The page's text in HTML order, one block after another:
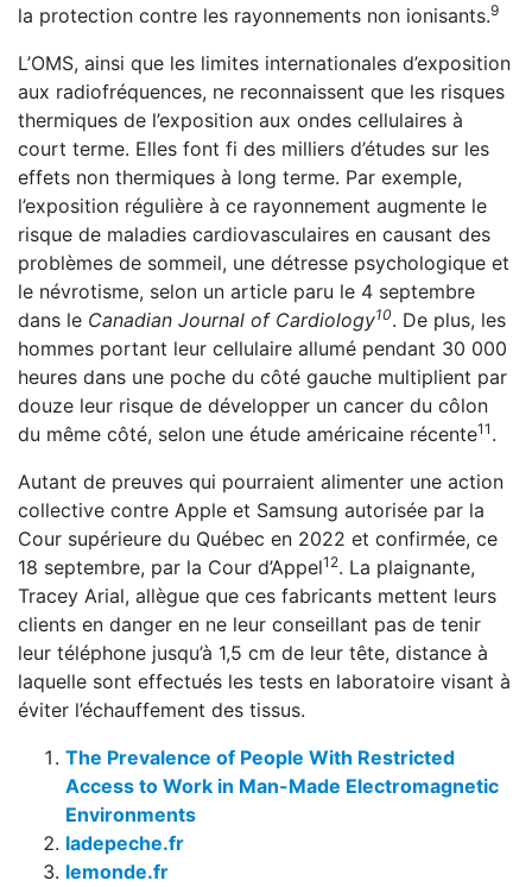
la protection contre les rayonnements non ionisants.9
L’OMS, ainsi que les limites internationales d’exposition
aux radiofréquences, ne reconnaissent que les risques
thermiques de l’exposition aux ondes cellulaires à
court terme. Elles font fi des milliers d’études sur les
effets non thermiques à long terme. Par exemple,
l’exposition régulière à ce rayonnement augmente le
risque de maladies cardiovasculaires en causant des
problèmes de sommeil, une détresse psychologique et
le névrotisme, selon un article paru le 4 septembre
dans le Canadian Journal of Cardiology10. De plus, les
hommes portant leur cellulaire allumé pendant 30 000
heures dans une poche du côté gauche multiplient par
douze leur risque de développer un cancer du côlon
du même côté, selon une étude américaine récente11 .
Autant de preuves qui pourraient alimenter une action
collective contre Apple et Samsung autorisée par la
Cour supérieure du Québec en 2022 et confirmée, ce
18 septembre, par la Cour d’Appel12. La plaignante,
Tracey Arial, allègue que ces fabricants mettent leurs
clients en danger en ne leur conseillant pas de tenir
leur téléphone jusqu’à 1,5 cm de leur tête, distance à
laquelle sont effectués les tests en laboratoire visant à
éviter l’échauffement des tissus.
The Prevalence of People With Restricted
Access to Work in Man-Made Electromagnetic
Environments
ladepeche.fr
lemonde.fr